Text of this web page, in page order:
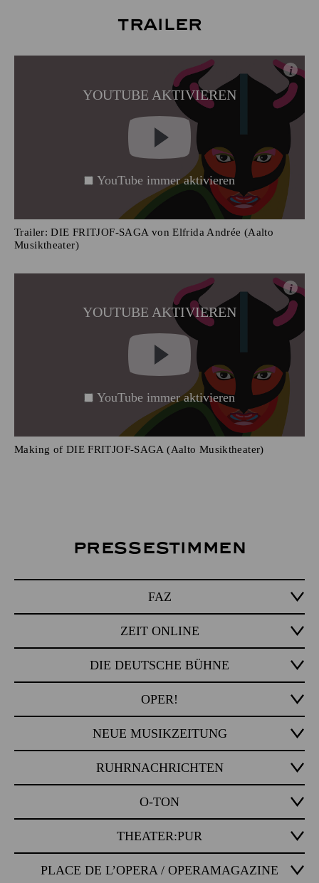
Trailer
YOUTUBE AKTIVIEREN
i
YouTube immer aktivieren
Trailer: DIE FRITJOF-SAGA von Elfrida Andrée (Aalto
Musiktheater)
YOUTUBE AKTIVIEREN
i
YouTube immer aktivieren
Making of DIE FRITJOF-SAGA (Aalto Musiktheater)
Pressestimmen
FAZ
ZEIT ONLINE
DIE DEUTSCHE BÜHNE
OPER!
NEUE MUSIKZEITUNG
RUHRNACHRICHTEN
O-TON
THEATER:PUR
PLACE DE L’OPERA / OPERAMAGAZINE